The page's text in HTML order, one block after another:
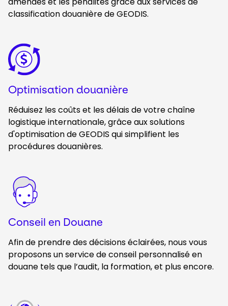
classification douanière de GEODIS.
Keepeek
Optimisation douanière
Réduisez les coûts et les délais de votre chaîne
logistique internationale, grâce aux solutions
d'optimisation de GEODIS qui simplifient les
procédures douanières.
Keepeek
Conseil en Douane
Afin de prendre des décisions éclairées, nous vous
proposons un service de conseil personnalisé en
douane tels que l’audit, la formation, et plus encore.​
Keepeek